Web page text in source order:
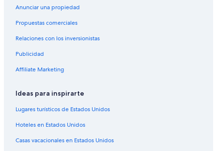
Hoteles con alberca en Aurora
Hoteles con restaurante en Aurora
Hoteles con hidromasaje en Aurora
Hoteles con traslado del/al aeropuerto en Aurora
Hoteles con vista en Aurora
Hoteles para fumadores en Aurora
Hoteles de La Quinta Inn & Suites en Aurora
Anunciar una propiedad
Propuestas comerciales
Relaciones con los inversionistas
Publicidad
Affiliate Marketing
Ideas para inspirarte
Lugares turísticos de Estados Unidos
Hoteles en Estados Unidos
Casas vacacionales en Estados Unidos